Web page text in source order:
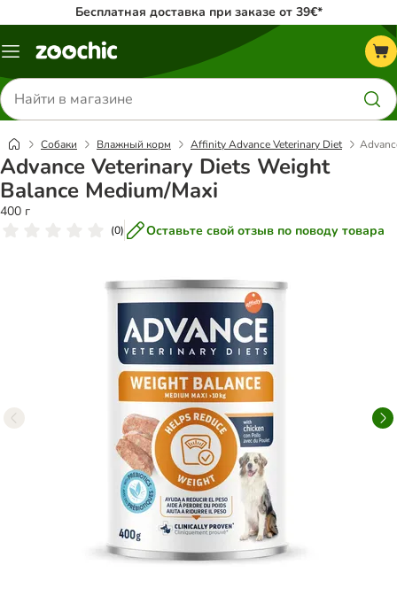
Бесплатная доставка при заказе от 39€*
Каталог
Поиск
товаров
Собаки Влажный корм Affinity Advance Veterinary Diet
Advance Veterinary Diets Weight
Balance Medium/Maxi
400 г
(0) Оставьте свой отзыв по поводу товара